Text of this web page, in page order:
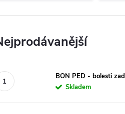
BON PED - bolesti zad
Skladem